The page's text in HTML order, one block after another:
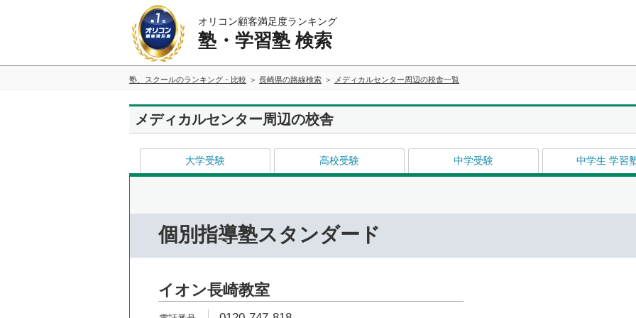
オリコン顧客満足度ランキング
塾・学習塾 検索
塾、スクールのランキング・比較 長崎県の路線検索 メディカルセンター周辺の校舎一覧
メディカルセンター周辺の校舎
大学受験 高校受験 中学受験 中学生 学習
個別指導塾スタンダード
イオン長崎教室